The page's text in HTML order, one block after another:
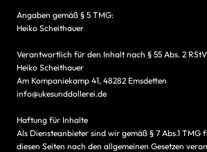
Angaben gemäß § 5 TMG:
Heiko Scheithauer
Verantwortlich für den Inhalt nach § 55 Abs. 2
Heiko Scheithauer
Am Kompaniekamp 41, 48282 Emsdetten
info@ukesunddollerei.de
Haftung für Inhalte
Als Diensteanbieter sind wir gemäß § 7 Abs.1 TMG
diesen Seiten nach den allgemeinen Gesetzen